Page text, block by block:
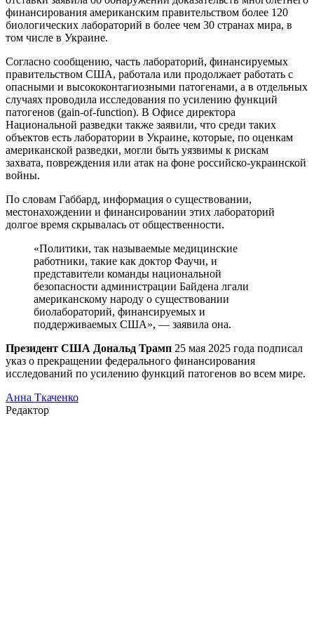
финансирования американским правительством более 120
биологических лабораторий в более чем 30 странах мира, в
том числе в Украине.
Согласно сообщению, часть лабораторий, финансируемых
правительством США, работала или продолжает работать с
опасными и высококонтагиозными патогенами, а в отдельных
случаях проводила исследования по усилению функций
патогенов (gain-of-function). В Офисе директора
Национальной разведки также заявили, что среди таких
объектов есть лаборатории в Украине, которые, по оценкам
американской разведки, могли быть уязвимы к рискам
захвата, повреждения или атак на фоне российско-украинской
войны.
По словам Габбард, информация о существовании,
местонахождении и финансировании этих лабораторий
долгое время скрывалась от общественности.
«Политики, так называемые медицинские
работники, такие как доктор Фаучи, и
представители команды национальной
безопасности администрации Байдена лгали
американскому народу о существовании
биолабораторий, финансируемых и
поддерживаемых США», — заявила она.
Президент США Дональд Трамп 25 мая 2025 года подписал
указ о прекращении федерального финансирования
исследований по усилению функций патогенов во всем мире.
Анна Ткаченко
Редактор